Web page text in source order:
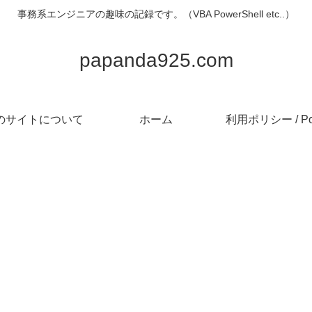
事務系エンジニアの趣味の記録です。（VBA PowerShell etc..）
papanda925.com
サイトについて ホーム 利用ポリシー /